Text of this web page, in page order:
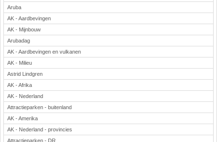
Aruba
AK - Aardbevingen
AK - Mijnbouw
Arubadag
AK - Aardbevingen en vulkanen
AK - Milieu
Astrid Lindgren
AK - Afrika
AK - Nederland
Attractieparken - buitenland
AK - Amerika
AK - Nederland - provincies
Attractieparken - DR